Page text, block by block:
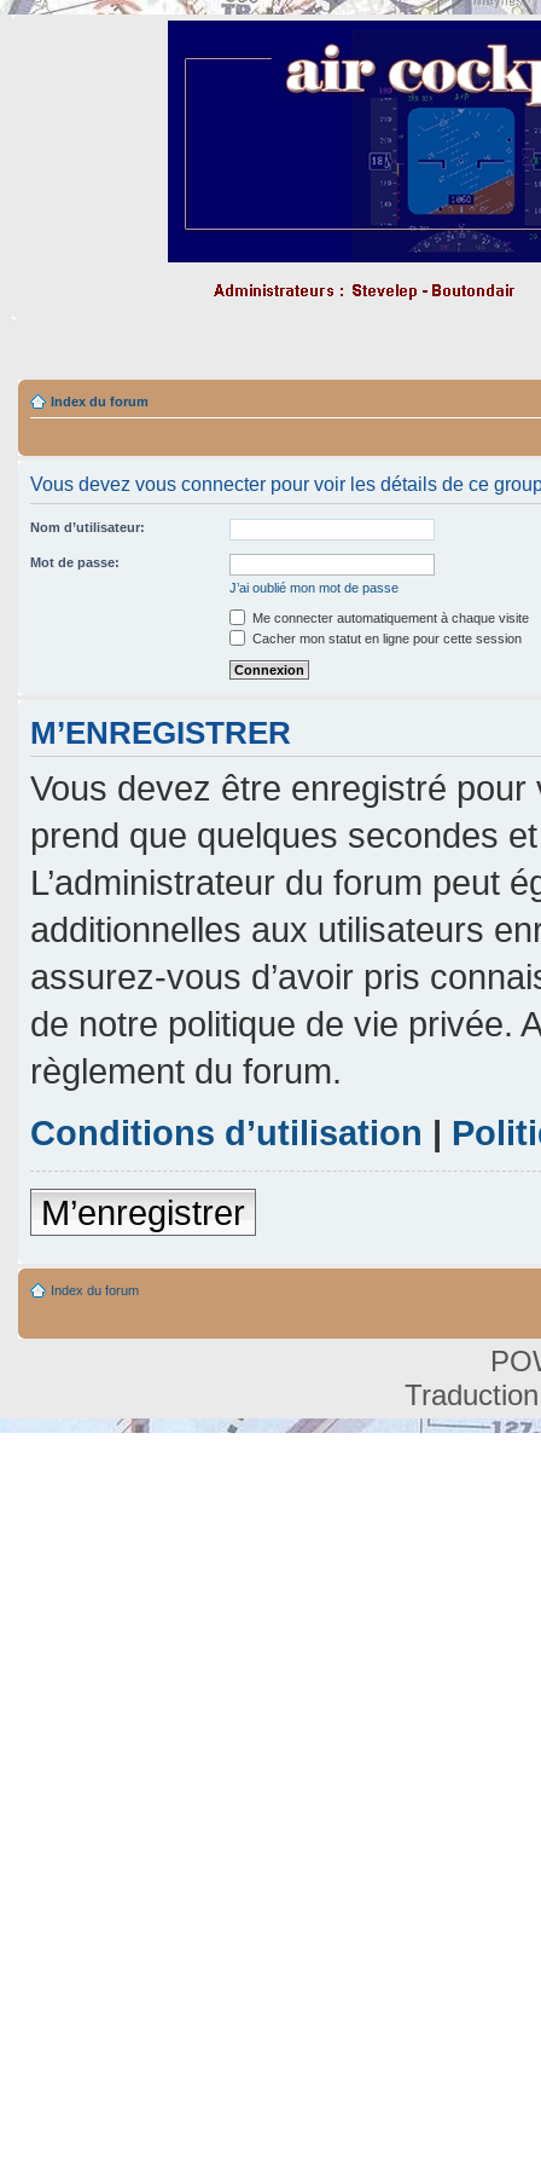
Index du forum
Vous devez vous connecter pour voir les détails de ce
Nom d’utilisateur:
Mot de passe:
J’ai oublié mon mot de passe
Me connecter automatiquement à chaque visite
Cacher mon statut en ligne pour cette session
M’ENREGISTRER
Vous devez être enregistré pour
prend que quelques secondes
L’administrateur du forum peut
additionnelles aux utilisateurs
assurez-vous d’avoir pris
de notre politique de vie privée.
règlement du forum.
Conditions d’utilisation |
M’enregistrer
Index du forum